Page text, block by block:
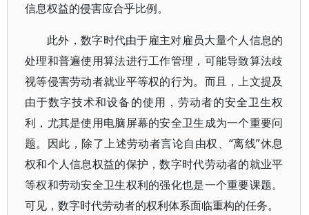
信息权益的侵害应合乎比例。
此外，数字时代由于雇主对雇员大量个人信息的
处理和普遍使用算法进行工作管理，可能导致算法歧
视等侵害劳动者就业平等权的行为。而且，上文提及
由于数字技术和设备的使用，劳动者的安全卫生权
利，尤其是使用电脑屏幕的安全卫生成为一个重要问
题。因此，除了上述劳动者言论自由权、“离线”休息
权和个人信息权益的保护，数字时代劳动者的就业平
等权和劳动安全卫生权利的强化也是一个重要课题。
可见，数字时代劳动者的权利体系面临重构的任务。